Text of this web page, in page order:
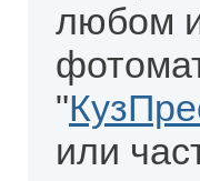
любом
"
или